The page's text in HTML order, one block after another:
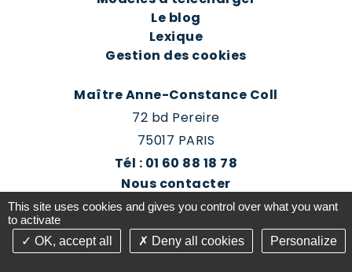
Le blog
Lexique
Gestion des cookies
Maître Anne-Constance Coll
72 bd Pereire
75017 PARIS
Tél : 01 60 88 18 78
Nous contacter
Prendre rendez-vous
This site uses cookies and gives you control over what you want
to activate
OK, accept all
Deny all cookies Personalize